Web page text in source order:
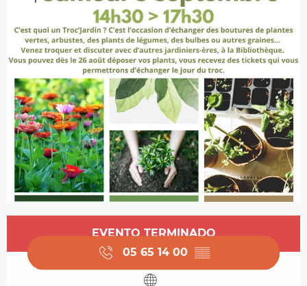
Horarios y datos de contacto
EVENTO TERMINADO
05 65 14 00 ▒▒